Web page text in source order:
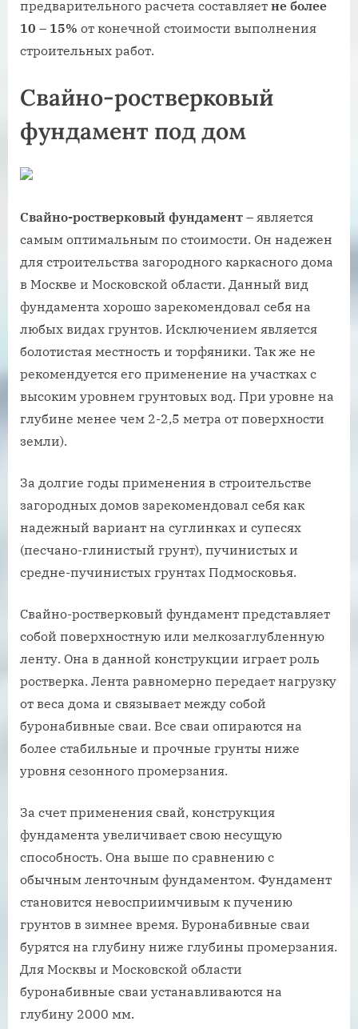
предварительного расчета составляет не более
10 – 15% от конечной стоимости выполнения
строительных работ.
Свайно-ростверковый
фундамент под дом
Свайно-ростверковый фундамент – является
самым оптимальным по стоимости. Он надежен
для строительства загородного каркасного дома
в Москве и Московской области. Данный вид
фундамента хорошо зарекомендовал себя на
любых видах грунтов. Исключением является
болотистая местность и торфяники. Так же не
рекомендуется его применение на участках с
высоким уровнем грунтовых вод. При уровне на
глубине менее чем 2-2,5 метра от поверхности
земли).
За долгие годы применения в строительстве
загородных домов зарекомендовал себя как
надежный вариант на суглинках и супесях
(песчано-глинистый грунт), пучинистых и
средне-пучинистых грунтах Подмосковья.
Свайно-ростверковый фундамент представляет
собой поверхностную или мелкозаглубленную
ленту. Она в данной конструкции играет роль
ростверка. Лента равномерно передает нагрузку
от веса дома и связывает между собой
буронабивные сваи. Все сваи опираются на
более стабильные и прочные грунты ниже
уровня сезонного промерзания.
За счет применения свай, конструкция
фундамента увеличивает свою несущую
способность. Она выше по сравнению с
обычным ленточным фундаментом. Фундамент
становится невосприимчивым к пучению
грунтов в зимнее время. Буронабивные сваи
бурятся на глубину ниже глубины промерзания.
Для Москвы и Московской области
буронабивные сваи устанавливаются на
глубину 2000 мм.